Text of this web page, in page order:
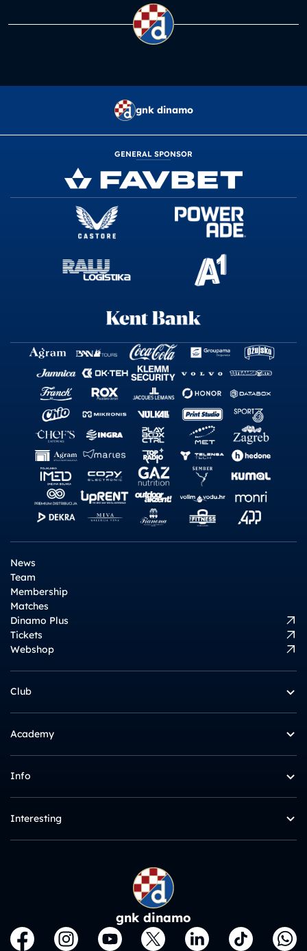
gnk dinamo
GENERAL SPONSOR
News
Team
Membership
Matches
Dinamo Plus
Tickets
Webshop
Club
Academy
Info
Interesting
gnk dinamo